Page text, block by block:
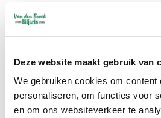
Deze website maakt gebruik van
We gebruiken cookies om content
personaliseren, om functies voor
en om ons websiteverkeer te
Fraktkostnader